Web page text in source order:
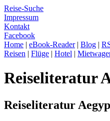
Reise-Suche
Impressum
Kontakt
Facebook
Home | eBook-Reader| Blog |
Reisen | Flüge | Hotel |
Reiseliteratur
Reiseliteratur